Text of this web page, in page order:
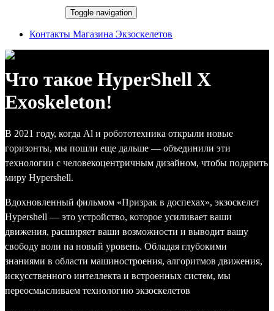
Toggle navigation
Контакты Магазина Экзоскелетов
Что такое HyperShell X
Exoskeleton!
В 2021 году, когда Al и робототехника открыли новые
горизонты, мы пошли еще дальше — объединили эти
технологии с человекоцентричным дизайном, чтобы подарить
миру Hypershell.
Вдохновленный фильмом «Призрак в доспехах», экзоскелет
Hypershell — это устройство, которое усиливает ваши
движения, расширяет ваши возможности и выводит вашу
свободу воли на новый уровень. Обладая глубокими
знаниями в области машиностроения, алгоритмов движения,
искусственного интеллекта и встроенных систем, мы
переосмысливаем технологию экзоскелетов